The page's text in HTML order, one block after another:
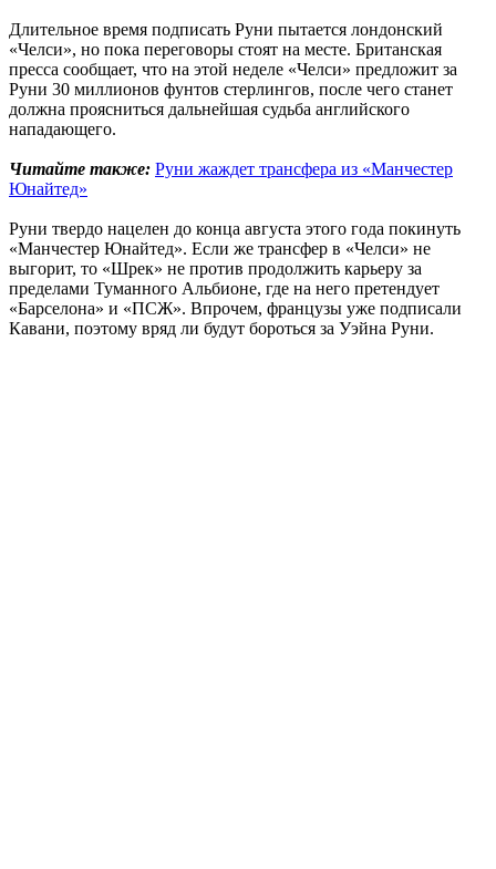
Длительное время подписать Руни пытается лондонский
«Челси», но пока переговоры стоят на месте. Британская
пресса сообщает, что на этой неделе «Челси» предложит за
Руни 30 миллионов фунтов стерлингов, после чего станет
должна проясниться дальнейшая судьба английского
нападающего.
Читайте также: Руни жаждет трансфера из «Манчестер
Юнайтед»
Руни твердо нацелен до конца августа этого года покинуть
«Манчестер Юнайтед». Если же трансфер в «Челси» не
выгорит, то «Шрек» не против продолжить карьеру за
пределами Туманного Альбионе, где на него претендует
«Барселона» и «ПСЖ». Впрочем, французы уже подписали
Кавани, поэтому вряд ли будут бороться за Уэйна Руни.